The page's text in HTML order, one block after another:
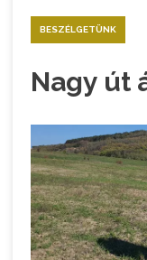
BESZÉLGETÜNK
Nagy út